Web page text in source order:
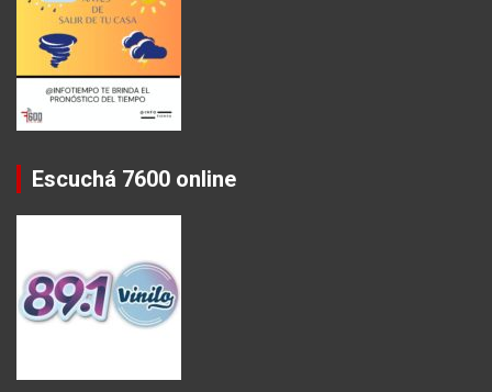
Escuchá 7600 online